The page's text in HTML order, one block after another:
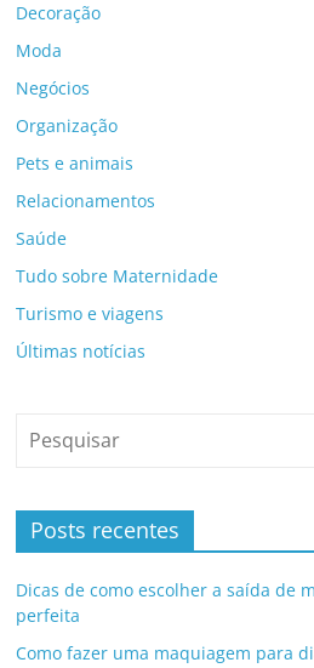
Decoração
Moda
Negócios
Organização
Pets e animais
Relacionamentos
Saúde
Tudo sobre Maternidade
Turismo e viagens
Últimas notícias
Posts recentes
Dicas de como escolher a saída de
perfeita
Como fazer uma maquiagem para